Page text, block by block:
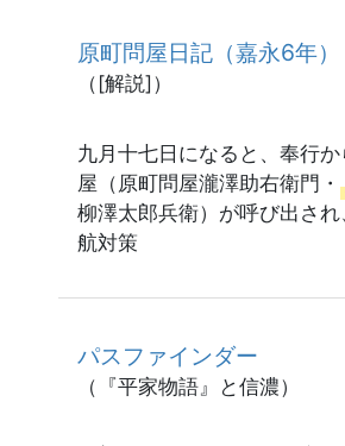
原町問屋日記（嘉永6年）
（[解説]）
九月十七日になると、奉行
屋（原町問屋瀧澤助右衛門・
柳澤太郎兵衛）が呼び出さ
航対策
パスファインダー
（『平家物語』と信濃）